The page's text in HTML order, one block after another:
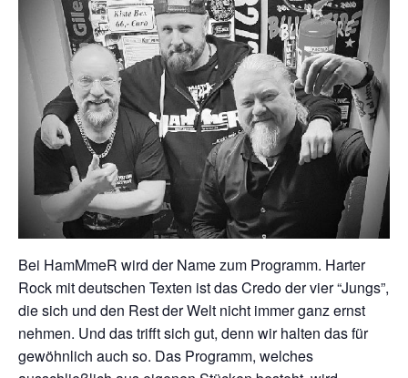
Bei HamMmeR wird der Name zum Programm. Harter
Rock mit deutschen Texten ist das Credo der vier “Jungs”,
die sich und den Rest der Welt nicht immer ganz ernst
nehmen. Und das trifft sich gut, denn wir halten das für
gewöhnlich auch so. Das Programm, welches